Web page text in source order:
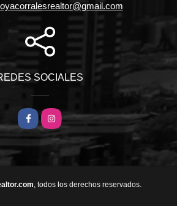
SOCIALES
FacebookInstagram
, todos los derechos reservados.